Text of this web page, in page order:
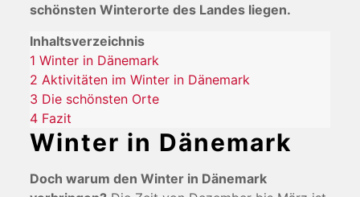
schönsten Winterorte des Landes liegen.
Inhaltsverzeichnis
1 Winter in Dänemark
2 Aktivitäten im Winter in Dänemark
3 Die schönsten Orte
4 Fazit
Winter in Dänemark
Doch warum den Winter in Dänemark